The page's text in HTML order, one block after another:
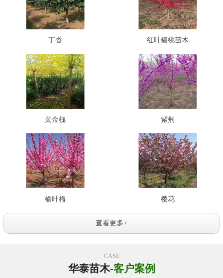
丁香 红叶碧桃苗木
黄金槐 紫荆
榆叶梅 樱花
查看更多+
CASE
华泰苗木-客户案例